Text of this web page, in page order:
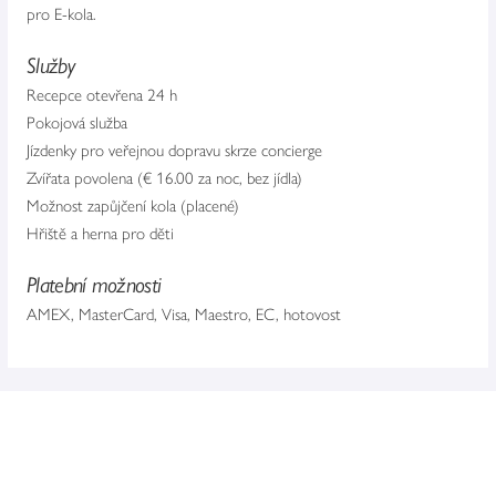
pro E-kola.
Služby
Recepce otevřena 24 h
Pokojová služba
Jízdenky pro veřejnou dopravu skrze concierge
Zvířata povolena (€ 16.00 za noc, bez jídla)
Možnost zapůjčení kola (placené)
Hřiště a herna pro děti
Platební možnosti
AMEX, MasterCard, Visa, Maestro, EC, hotovost